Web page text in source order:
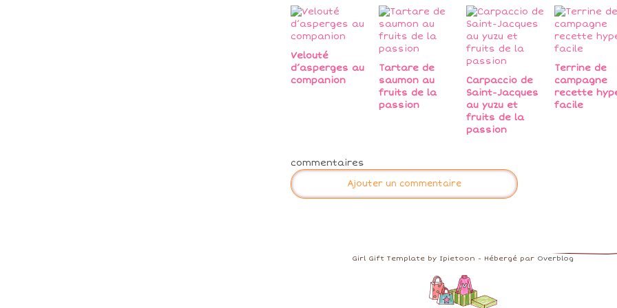
Velouté
d’asperges au
companion
Tartare de
saumon au
fruits de la
passion
Carpaccio de
Saint-Jacques
au yuzu et
fruits de la
passion
Terrine de
campagne
recette
facile
commentaires
Ajouter un commentaire
Girl Gift Template by Ipietoon - Hébergé par Overblog